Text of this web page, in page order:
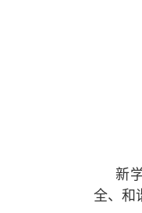
新
全、和